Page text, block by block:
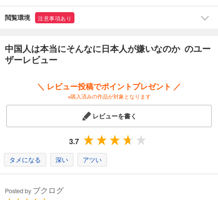
に大幅な加筆修正を施し、日本語版として刊行するものである。
を考えているのか？」を知りたい人にとっても、すぐれた示唆に富む書
となっている。
閲覧環境 注意事項あり
中国人は本当にそんなに日本人が嫌いなのか のユー
ザーレビュー
＼ レビュー投稿でポイントプレゼント ／
※購入済みの作品が対象となります
レビューを書く
3.7
タメになる 深い アツい
Posted by ブクログ